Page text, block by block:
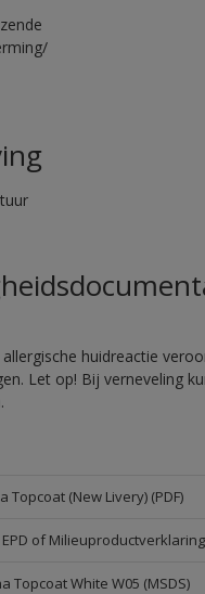
huidreactie
Let op! Bij verneveling
(New Livery) (PDF)
of Milieuproductverklaring
White W05 (MSDS)